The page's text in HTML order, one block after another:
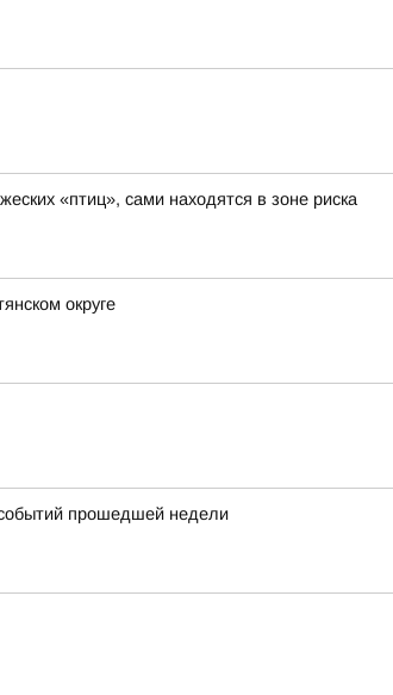
«птиц», сами находятся в зоне риска
округе
прошедшей недели